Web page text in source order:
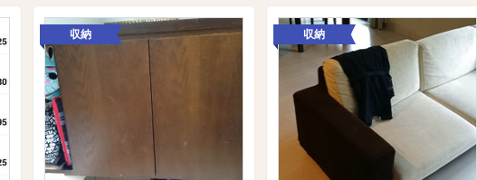
収納 収納